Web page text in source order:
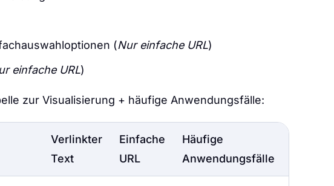
(Nur einfache URL)
einfache URL)
zur Visualisierung + häufige Anwendungsfälle:
Verlinkter
Text
Einfache
URL
Häufige
Anwendungsfälle